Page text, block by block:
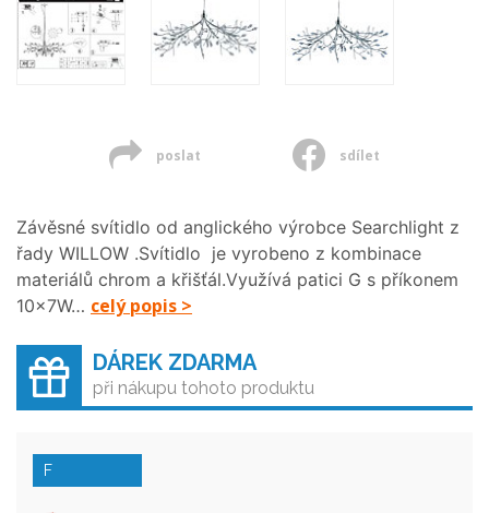
poslat sdílet
Závěsné svítidlo od anglického výrobce Searchlight z
řady WILLOW .Svítidlo je vyrobeno z kombinace
materiálů chrom a křišťál.Využívá patici G s příkonem
10x7W… celý popis >
DÁREK ZDARMA
při nákupu tohoto produktu
F